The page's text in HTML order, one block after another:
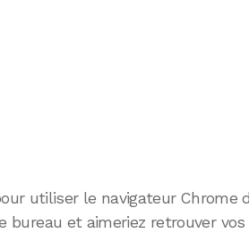
utiliser le navigateur Chrome
bureau et aimeriez retrouver vos